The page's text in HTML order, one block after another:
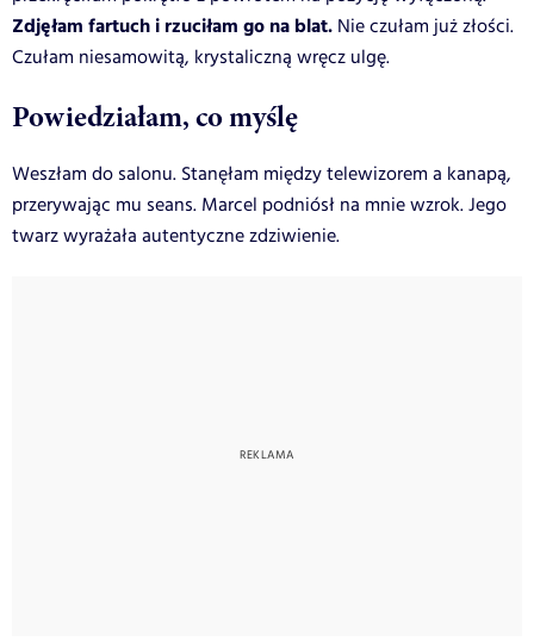
Zdjęłam fartuch i rzuciłam go na blat. Nie czułam już złości.
Czułam niesamowitą, krystaliczną wręcz ulgę.
Powiedziałam, co myślę
Weszłam do salonu. Stanęłam między telewizorem a kanapą,
przerywając mu seans. Marcel podniósł na mnie wzrok. Jego
twarz wyrażała autentyczne zdziwienie.